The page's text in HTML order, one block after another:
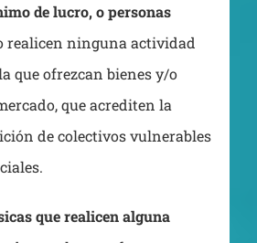
de lucro, o personas
realicen ninguna actividad
que ofrezcan bienes y/o
que acrediten la
de colectivos vulnerables
que realicen alguna